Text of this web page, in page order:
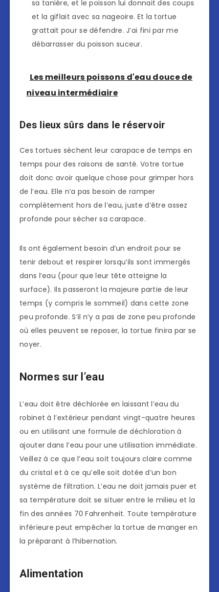
sa tanière, et le poisson lui donnait des coups
et la giflait avec sa nageoire. Et la tortue
grattait pour se défendre. J’ai fini par me
débarrasser du poisson suceur.
Les meilleurs poissons d'eau douce de
niveau intermédiaire
Des lieux sûrs dans le réservoir
Ces tortues sèchent leur carapace de temps en
temps pour des raisons de santé. Votre tortue
doit donc avoir quelque chose pour grimper hors
de l’eau. Elle n’a pas besoin de ramper
complètement hors de l’eau, juste d’être assez
profonde pour sécher sa carapace.
Ils ont également besoin d’un endroit pour se
tenir debout et respirer lorsqu’ils sont immergés
dans l’eau (pour que leur tête atteigne la
surface). Ils passeront la majeure partie de leur
temps (y compris le sommeil) dans cette zone
peu profonde. S’il n’y a pas de zone peu profonde
où elles peuvent se reposer, la tortue finira par se
noyer.
Normes sur l’eau
L’eau doit être déchlorée en laissant l’eau du
robinet à l’extérieur pendant vingt-quatre heures
ou en utilisant une formule de déchloration à
ajouter dans l’eau pour une utilisation immédiate.
Veillez à ce que l’eau soit toujours claire comme
du cristal et à ce qu’elle soit dotée d’un bon
système de filtration. L’eau ne doit jamais puer et
sa température doit se situer entre le milieu et la
fin des années 70 Fahrenheit. Toute température
inférieure peut empêcher la tortue de manger en
la préparant à l’hibernation.
Alimentation